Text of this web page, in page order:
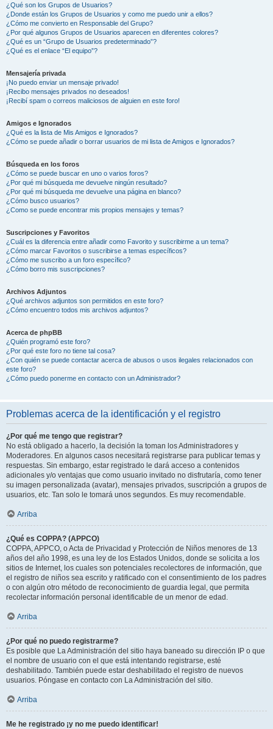
¿Qué son los Grupos de Usuarios?
¿Donde están los Grupos de Usuarios y como me puedo unir a ellos?
¿Cómo me convierto en Responsable del Grupo?
¿Por qué algunos Grupos de Usuarios aparecen en diferentes colores?
¿Qué es un “Grupo de Usuarios predeterminado”?
¿Qué es el enlace “El equipo”?
Mensajería privada
¡No puedo enviar un mensaje privado!
¡Recibo mensajes privados no deseados!
¡Recibí spam o correos maliciosos de alguien en este foro!
Amigos e Ignorados
¿Qué es la lista de Mis Amigos e Ignorados?
¿Cómo se puede añadir o borrar usuarios de mi lista de Amigos e Ignorados?
Búsqueda en los foros
¿Cómo se puede buscar en uno o varios foros?
¿Por qué mi búsqueda me devuelve ningún resultado?
¿Por qué mi búsqueda me devuelve una página en blanco?
¿Cómo busco usuarios?
¿Como se puede encontrar mis propios mensajes y temas?
Suscripciones y Favoritos
¿Cuál es la diferencia entre añadir como Favorito y suscribirme a un tema?
¿Cómo marcar Favoritos o suscribirse a temas específicos?
¿Cómo me suscribo a un foro específico?
¿Cómo borro mis suscripciones?
Archivos Adjuntos
¿Qué archivos adjuntos son permitidos en este foro?
¿Cómo encuentro todos mis archivos adjuntos?
Acerca de phpBB
¿Quién programó este foro?
¿Por qué este foro no tiene tal cosa?
¿Con quién se puede contactar acerca de abusos o usos ilegales relacionados con
este foro?
¿Cómo puedo ponerme en contacto con un Administrador?
Problemas acerca de la identificación y el registro
¿Por qué me tengo que registrar?
No está obligado a hacerlo, la decisión la toman los Administradores y
Moderadores. En algunos casos necesitará registrarse para publicar temas y
respuestas. Sin embargo, estar registrado le dará acceso a contenidos
adicionales y/o ventajas que como usuario invitado no disfrutaría, como tener
su imagen personalizada (avatar), mensajes privados, suscripción a grupos de
usuarios, etc. Tan solo le tomará unos segundos. Es muy recomendable.
Arriba
¿Qué es COPPA? (APPCO)
COPPA, APPCO, o Acta de Privacidad y Protección de Niños menores de 13
años del año 1998, es una ley de los Estados Unidos, donde se solicita a los
sitios de Internet, los cuales son potenciales recolectores de información, que
el registro de niños sea escrito y ratificado con el consentimiento de los padres
o con algún otro método de reconocimiento de guardia legal, que permita
recolectar información personal identificable de un menor de edad.
Arriba
¿Por qué no puedo registrarme?
Es posible que La Administración del sitio haya baneado su dirección IP o que
el nombre de usuario con el que está intentando registrarse, esté
deshabilitado. También puede estar deshabilitado el registro de nuevos
usuarios. Póngase en contacto con La Administración del sitio.
Arriba
Me he registrado ¡y no me puedo identificar!